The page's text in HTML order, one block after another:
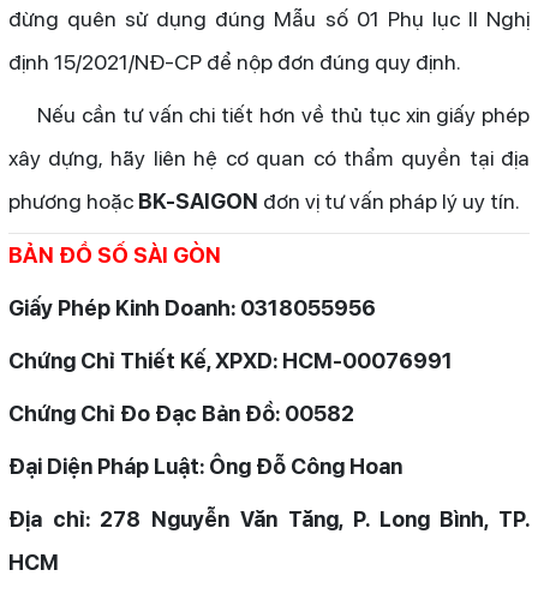
đừng quên sử dụng đúng Mẫu số 01 Phụ lục II Nghị
định 15/2021/NĐ-CP để nộp đơn đúng quy định.
Nếu cần tư vấn chi tiết hơn về thủ tục xin giấy phép
xây dựng, hãy liên hệ cơ quan có thẩm quyền tại địa
phương hoặc BK-SAIGON đơn vị tư vấn pháp lý uy tín.
BẢN ĐỒ SỐ SÀI GÒN
Giấy Phép Kinh Doanh: 0318055956
Chứng Chỉ Thiết Kế, XPXD: HCM-00076991
Chứng Chỉ Đo Đạc Bản Đồ: 00582
Đại Diện Pháp Luật: Ông Đỗ Công Hoan
Địa chỉ: 278 Nguyễn Văn Tăng, P. Long Bình, TP.
HCM